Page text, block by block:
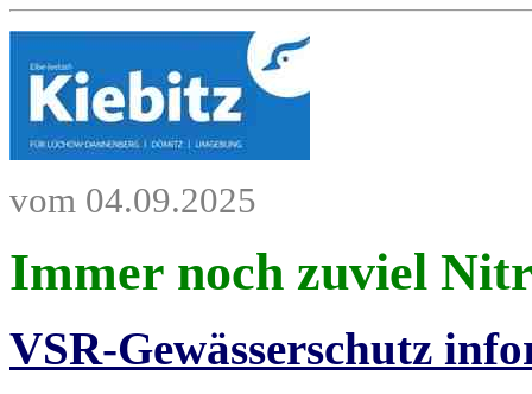
vom 04.09.2025
Immer noch zuviel
VSR-Gewässerschutz